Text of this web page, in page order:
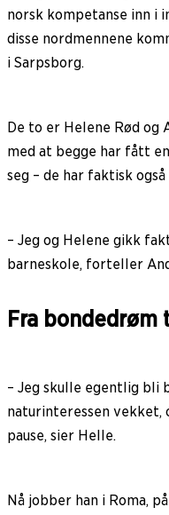
norsk kompetanse inn i
disse nordmennene
i Sarpsborg.
De to er Helene Rød og
med at begge har fått
seg – de har faktisk
– Jeg og Helene gikk
barneskole, forteller
Fra
– Jeg skulle egentlig bli
naturinteressen vekket,
pause, sier Helle.
Nå jobber han i Roma,